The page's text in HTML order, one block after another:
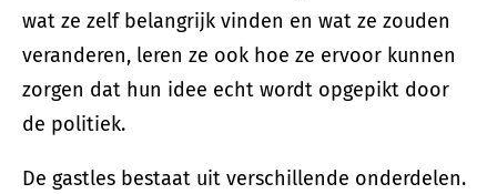
wat ze zelf belangrijk vinden en wat ze zouden
veranderen, leren ze ook hoe ze ervoor kunnen
zorgen dat hun idee echt wordt opgepikt door
de politiek.
De gastles bestaat uit verschillende onderdelen.